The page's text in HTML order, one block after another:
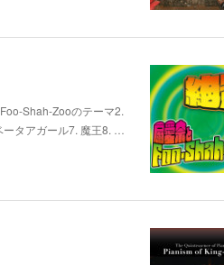
Shah-Zooのテーマ2.
タアガール7. 魔王8. …